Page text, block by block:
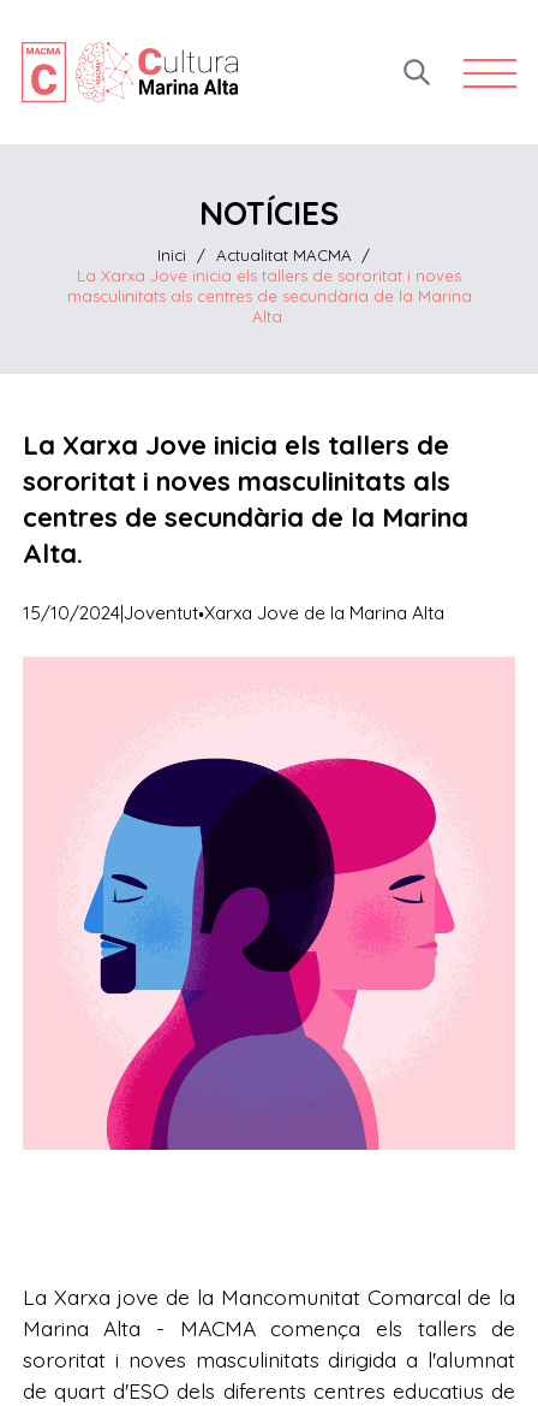
Open
NOTÍCIES
Inici / Actualitat MACMA
/
La Xarxa Jove inicia els tallers de sororitat i noves
masculinitats als centres de secundària de la Marina
Alta.
La Xarxa Jove inicia els tallers de
sororitat i noves masculinitats als
centres de secundària de la Marina
Alta.
15/10/2024|Joventut·Xarxa Jove de la Marina Alta
La Xarxa jove de la Mancomunitat Comarcal de la
Marina Alta - MACMA comença els tallers de
sororitat i noves masculinitats dirigida a l'alumnat
de quart d'ESO dels diferents centres educatius de